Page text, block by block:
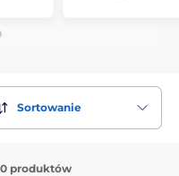
Sortowanie
produktów